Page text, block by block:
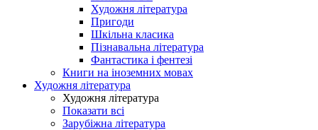
Художня література
Пригоди
Шкільна класика
Пізнавальна література
Фантастика і фентезі
Книги на іноземних мовах
Художня література
Художня література
Показати всі
Зарубіжна література